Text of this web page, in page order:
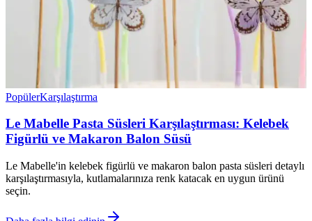
PopülerKarşılaştırma
Le Mabelle Pasta Süsleri Karşılaştırması: Kelebek
Figürlü ve Makaron Balon Süsü
Le Mabelle'in kelebek figürlü ve makaron balon pasta süsleri detaylı
karşılaştırmasıyla, kutlamalarınıza renk katacak en uygun ürünü
seçin.